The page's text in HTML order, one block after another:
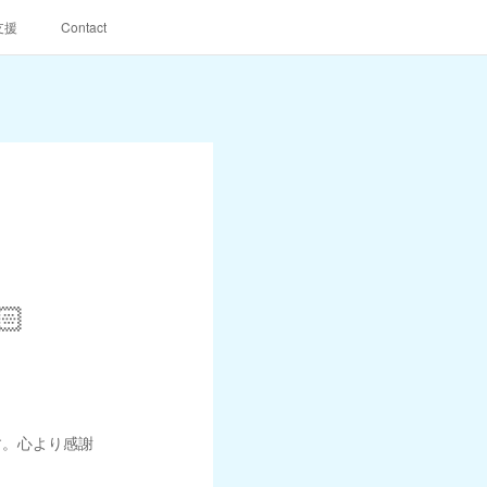
援 Contact
心より感謝